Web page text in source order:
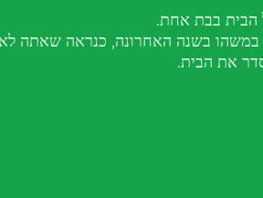
הבית בבת אחת.
בשנה האחרונה, כנראה שאתה לא
את הבית.